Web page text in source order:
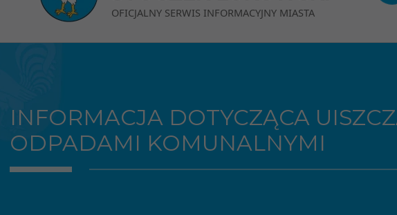
OFICJALNY SERWIS INFORMACYJNY MIASTA
INFORMACJA DOTYCZĄCA
ODPADAMI KOMUNALNYMI